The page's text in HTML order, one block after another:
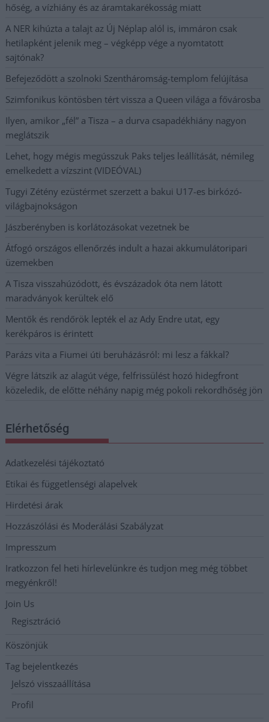
hőség, a vízhiány és az áramtakarékosság miatt
A NER kihúzta a talajt az Új Néplap alól is, immáron csak
hetilapként jelenik meg – végképp vége a nyomtatott
sajtónak?
Befejeződött a szolnoki Szentháromság-templom felújítása
Szimfonikus köntösben tért vissza a Queen világa a fővárosba
Ilyen, amikor „fél” a Tisza – a durva csapadékhiány nagyon
meglátszik
Lehet, hogy mégis megússzuk Paks teljes leállítását, némileg
emelkedett a vízszint (VIDEÓVAL)
Tugyi Zétény ezüstérmet szerzett a bakui U17-es birkózó-
világbajnokságon
Jászberényben is korlátozásokat vezetnek be
Átfogó országos ellenőrzés indult a hazai akkumulátoripari
üzemekben
A Tisza visszahúzódott, és évszázadok óta nem látott
maradványok kerültek elő
Mentők és rendőrök lepték el az Ady Endre utat, egy
kerékpáros is érintett
Parázs vita a Fiumei úti beruházásról: mi lesz a fákkal?
Végre látszik az alagút vége, felfrissülést hozó hidegfront
közeledik, de előtte néhány napig még pokoli rekordhőség jön
Elérhetőség
Adatkezelési tájékoztató
Etikai és függetlenségi alapelvek
Hirdetési árak
Hozzászólási és Moderálási Szabályzat
Impresszum
Iratkozzon fel heti hírlevelünkre és tudjon meg még többet
megyénkről!
Join Us
Regisztráció
Köszönjük
Tag bejelentkezés
Jelszó visszaállítása
Profil